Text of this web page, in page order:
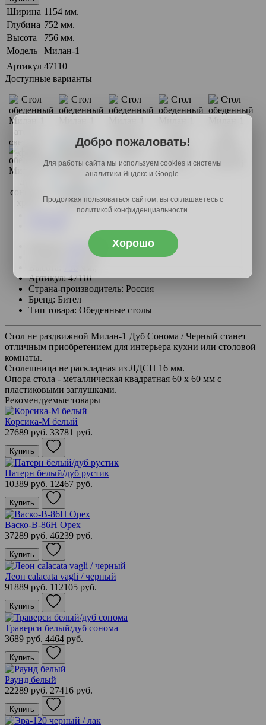
Ширина 1154 мм.
Глубина 752 мм.
Высота
756 мм.
Модель
Милан-1
Артикул 47110
Доступные варианты
мм.;
мм.;
Артикул: 47110
Страна-производитель: Россия
Бренд: Бител
Тип товара: Обеденные столы
Стол не раздвижной Милан-1 Дуб Сонома / Черный станет
отличным приобретением для интерьера кухни или столовой
комнаты.
Столешница не раскладная из ЛДСП 16 мм.
Опора стола - металлическая квадратная 60 х 60 мм с
пластиковыми заглушками.
Рекомендуемые товары
Корсика-М белый
27689 руб. 33781 руб.
Купить
Патерн белый/дуб рустик
10389 руб. 12467 руб.
Купить
Васко-В-86Н Орех
37289 руб. 46239 руб.
Купить
Леон calacata vagli / черный
91889 руб. 112105 руб.
Купить
Траверси белый/дуб сонома
3689 руб. 4464 руб.
Купить
Раунд белый
22289 руб. 27416 руб.
Купить
Добро пожаловать!
Для работы сайта мы используем cookies и системы
аналитики Яндекс и Google.
Продолжая пользоваться сайтом, вы соглашаетесь с
политикой конфиденциальности.
Хорошо